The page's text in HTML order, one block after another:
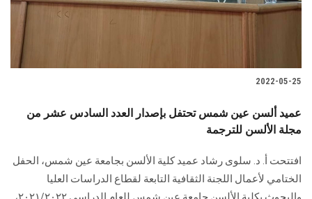
2022-05-25
عميد ألسن عين شمس تحتفل بإصدار العدد السادس عشر من
مجلة الألسن للترجمة
افتتحت أ. د. سلوى رشاد عميد كلية الألسن بجامعة عين شمس، الحفل
الختامي لأعمال اللجنة الثقافية التابعة لقطاع الدراسات العليا